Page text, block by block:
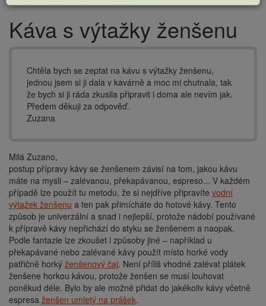
Drobečková
navigace
Káva s výtažky ženšenu
Chtěla bych se zeptat na kávu s výtažky ženšenu,
jednou jsem si ji dala v kavárně a moc mi chutnala, tak
že bych si ji ráda zkusila připravit i doma ale nevím jak.
Předem děkuji za odpověď.
Zuzana
Milá Zuzano,
postup přípravy kávy se ženšenem závisí na tom, jakou kávu
máte na mysli – zalévanou, překapávanou, espreso... V každém
případě lze použít tu metodu, že si nejdříve připravíte vodní
výtažek ženšenu a ten pak přimícháte do hotové kávy. Tento
způsob je univerzální a snad i nejlepší, protože nádobí používané
k přípravě kávy nepřichází do styku se ženšenem a naopak.
Podle fantazie lze zkoušet i způsoby jiné – například u
překapávané nebo zalévané kávy použít místo horké vody
patřičně horký ženšenový čaj. Není příliš vhodné zalévat plátek
ženšene horkou kávou, protože ženšen se musí louhovat
poněkud déle. Bylo by ale možné přidat do jakékoliv kávy včetně
espresa ženšen umletý na prášek.